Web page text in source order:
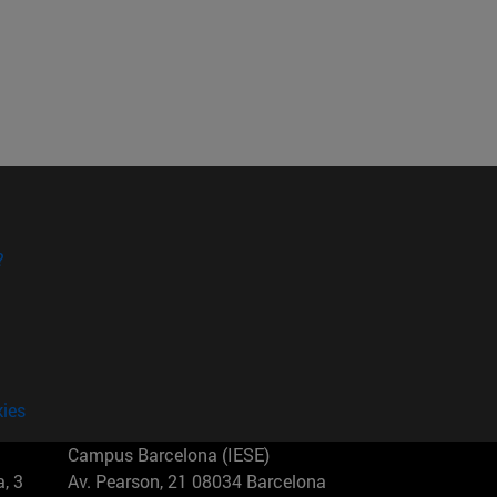
3
Campus Barcelona (IESE)
Av. Pearson, 21 08034 Barcelona